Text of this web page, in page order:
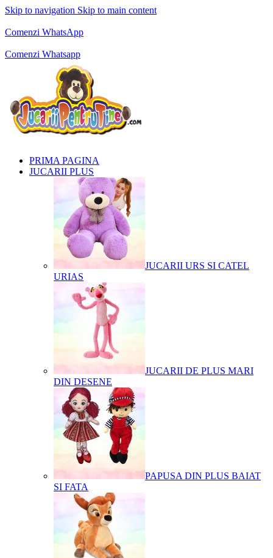
Skip to navigation Skip to main content
Comenzi WhatsApp
Comenzi Whatsapp
PRIMA PAGINA
JUCARII PLUS
JUCARII URS SI CATEL
URIAS
JUCARII DE PLUS MARI
DIN DESENE
PAPUSA DIN PLUS BAIAT
SI FATA